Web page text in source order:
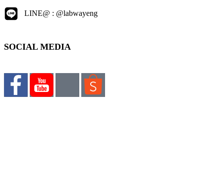
LINE@ : @labwayeng
SOCIAL MEDIA